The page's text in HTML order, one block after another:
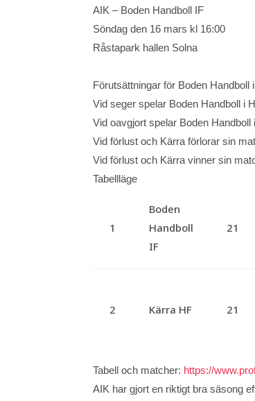
AIK – Boden Handboll IF
Söndag den 16 mars kl 16:00
Råstapark hallen Solna
Förutsättningar för Boden Handboll
Vid seger spelar Boden Handboll i
Vid oavgjort spelar Boden Handboll
Vid förlust och Kärra förlorar sin
Vid förlust och Kärra vinner sin
Tabellläge
1
Boden
Handboll
IF
21
2 Kärra HF 21
Tabell och matcher: https://
AIK har gjort en riktigt bra säsong